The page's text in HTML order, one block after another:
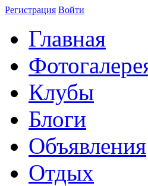
Регистрация Войти
Главная
Клубы
Блоги
Объявления
Отдых